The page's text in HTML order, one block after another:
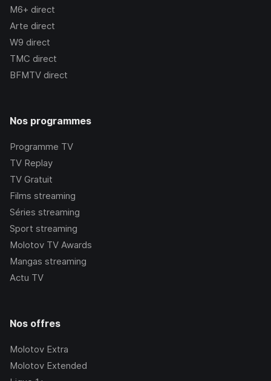
M6+ direct
Arte direct
W9 direct
TMC direct
BFMTV direct
Nos programmes
Programme TV
TV Replay
TV Gratuit
Films streaming
Séries streaming
Sport streaming
Molotov TV Awards
Mangas streaming
Actu TV
Nos offres
Molotov Extra
Molotov Extended